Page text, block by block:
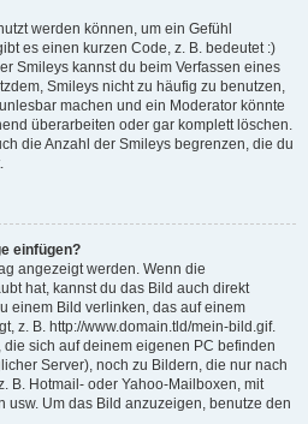
werden können, um ein Gefühl
es einen kurzen Code, z. B. bedeutet :)
Smileys kannst du beim Verfassen eines
Smileys nicht zu häufig zu benutzen,
machen und ein Moderator könnte
überarbeiten oder gar komplett löschen.
die Anzahl der Smileys begrenzen, die du
einfügen?
angezeigt werden. Wenn die
hat, kannst du das Bild auch direkt
einem Bild verlinken, das auf einem
z. B. http://www.domain.tld/mein-bild.gif.
sich auf deinem eigenen PC befinden
Server), noch zu Bildern, die nur nach
B. Hotmail- oder Yahoo-Mailboxen, mit
usw. Um das Bild anzuzeigen, benutze den